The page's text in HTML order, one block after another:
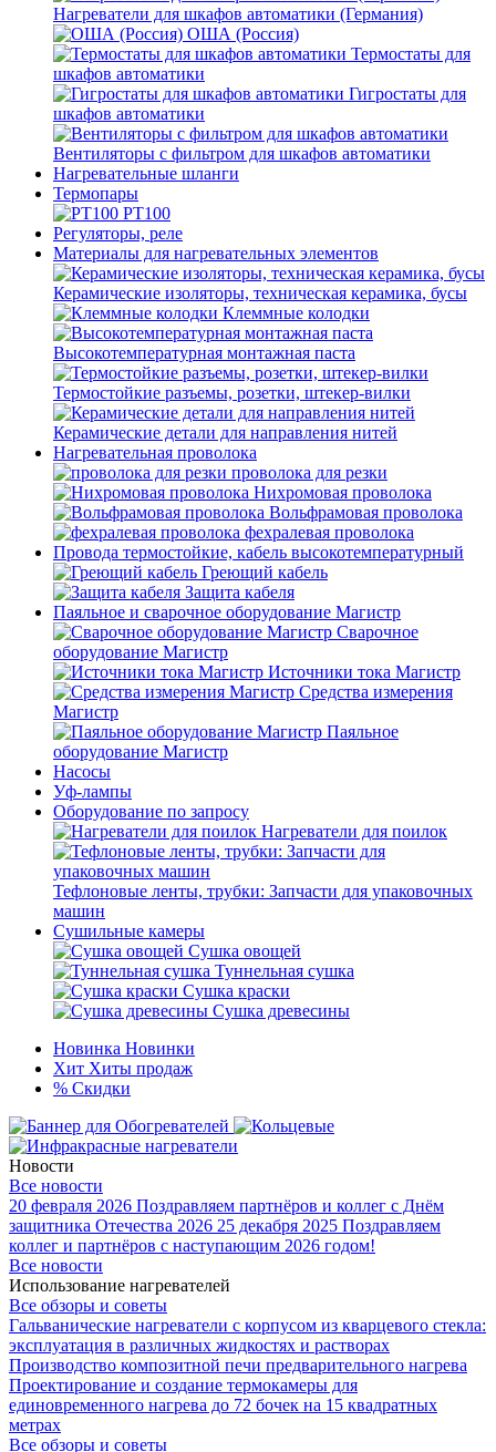
Нагреватели для шкафов автоматики (Германия)
ОША (Россия)
Термостаты для
шкафов автоматики
Гигростаты для
шкафов автоматики
Вентиляторы с фильтром для шкафов автоматики
Нагревательные шланги
Термопары
PT100
Регуляторы, реле
Материалы для нагревательных элементов
Керамические изоляторы, техническая керамика, бусы
Клеммные колодки
Высокотемпературная монтажная паста
Термостойкие разъемы, розетки, штекер-вилки
Керамические детали для направления нитей
Нагревательная проволока
проволока для резки
Нихромовая проволока
Вольфрамовая проволока
фехралевая проволока
Провода термостойкие, кабель высокотемпературный
Греющий кабель
Защита кабеля
Паяльное и сварочное оборудование Магистр
Сварочное
оборудование Магистр
Источники тока Магистр
Средства измерения
Магистр
Паяльное
оборудование Магистр
Насосы
Уф-лампы
Оборудование по запросу
Нагреватели для поилок
Тефлоновые ленты, трубки: Запчасти для упаковочных
машин
Сушильные камеры
Сушка овощей
Туннельная сушка
Сушка краски
Сушка древесины
Новинка Новинки
Хит Хиты продаж
% Скидки
Новости
Все новости
20 февраля 2026 Поздравляем партнёров и коллег с Днём
защитника Отечества 2026 25 декабря 2025 Поздравляем
коллег и партнёров с наступающим 2026 годом!
Все новости
Использование нагревателей
Все обзоры и советы
Гальванические нагреватели с корпусом из кварцевого стекла:
эксплуатация в различных жидкостях и растворах
Производство композитной печи предварительного нагрева
Проектирование и создание термокамеры для
единовременного нагрева до 72 бочек на 15 квадратных
метрах
Все обзоры и советы